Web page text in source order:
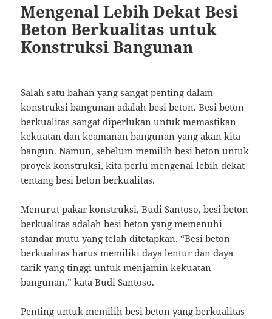
Mengenal Lebih Dekat Besi
Beton Berkualitas untuk
Konstruksi Bangunan
Salah satu bahan yang sangat penting dalam
konstruksi bangunan adalah besi beton. Besi beton
berkualitas sangat diperlukan untuk memastikan
kekuatan dan keamanan bangunan yang akan kita
bangun. Namun, sebelum memilih besi beton untuk
proyek konstruksi, kita perlu mengenal lebih dekat
tentang besi beton berkualitas.
Menurut pakar konstruksi, Budi Santoso, besi beton
berkualitas adalah besi beton yang memenuhi
standar mutu yang telah ditetapkan. “Besi beton
berkualitas harus memiliki daya lentur dan daya
tarik yang tinggi untuk menjamin kekuatan
bangunan,” kata Budi Santoso.
Penting untuk memilih besi beton yang berkualitas